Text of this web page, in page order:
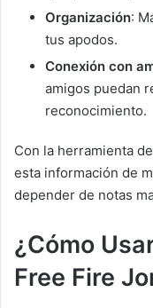
Organización:
tus apodos.
Conexión con
amigos puedan
reconocimiento.
Con la herramienta de
esta información de
depender de notas
¿Cómo
Free Fire